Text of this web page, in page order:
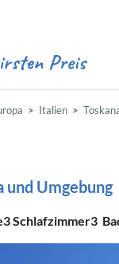
Italien
und Umgebung
3Schlafzimmer3